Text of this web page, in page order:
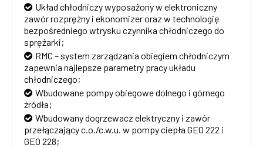
Układ chłodniczy wyposażony w elektroniczny
zawór rozprężny i ekonomizer oraz w technologię
bezpośredniego wtrysku czynnika chłodniczego do
sprężarki;
RMC – system zarządzania obiegiem chłodniczym
zapewnia najlepsze parametry pracy układu
chłodniczego;
Wbudowane pompy obiegowe dolnego i górnego
źródła;
Wbudowany dogrzewacz elektryczny i zawór
przełączający c.o./c.w.u. w pompy ciepła GEO 222 i
GEO 228;